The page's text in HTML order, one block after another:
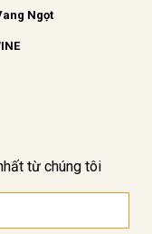
Ngọt
từ chúng tôi